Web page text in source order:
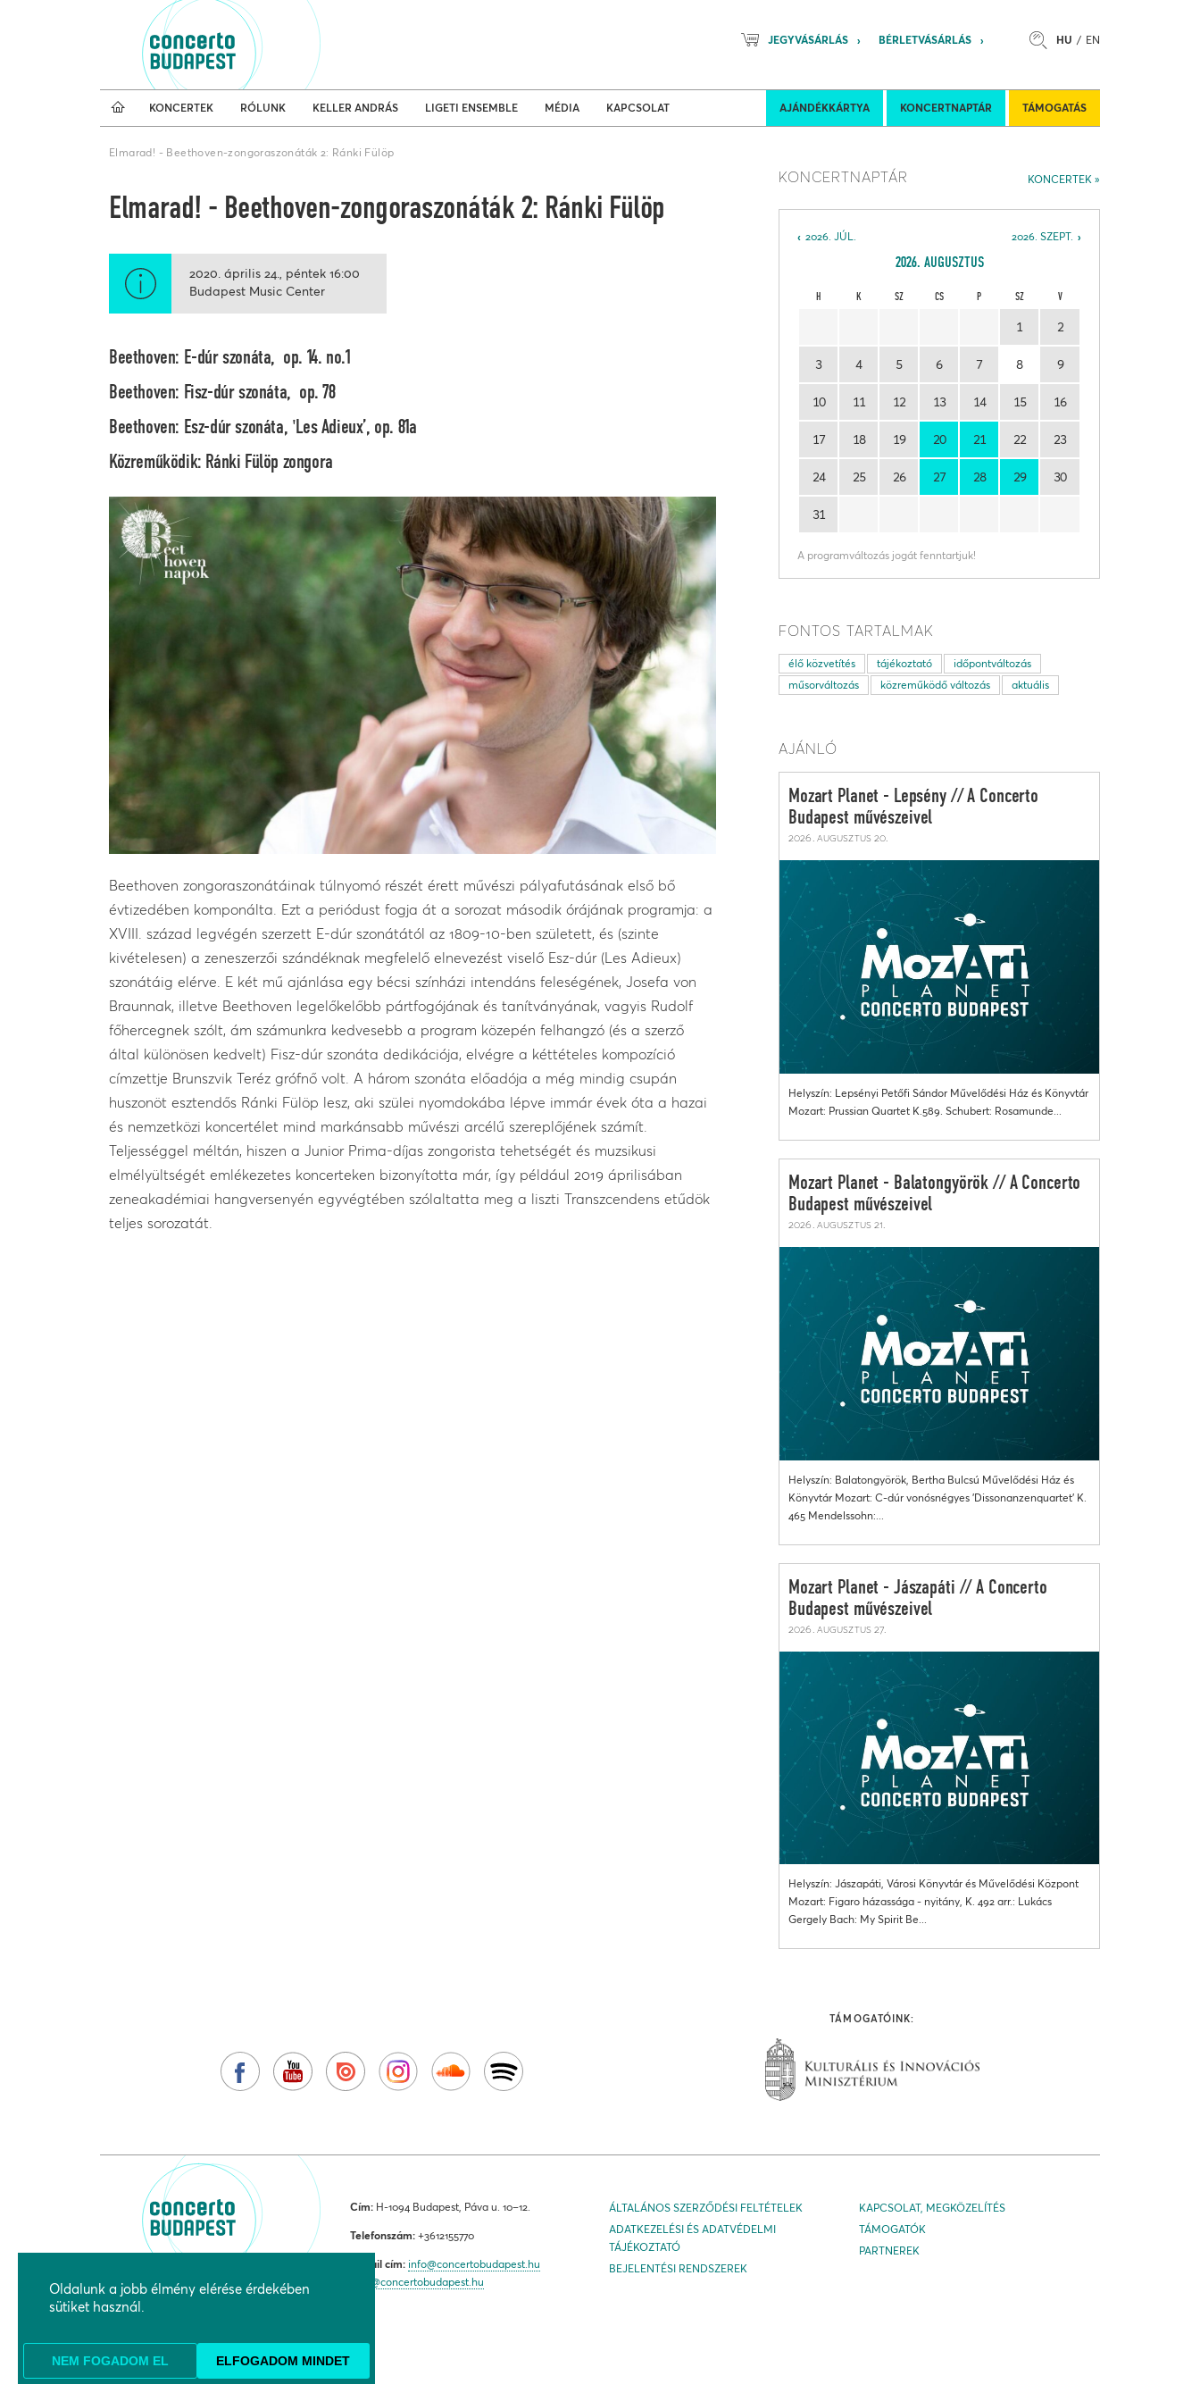
HU EN
JEGYVÁSÁRLÁS BÉRLETVÁSÁRLÁS
AJÁNDÉKKÁRTYA KONCERTNAPTÁR TÁMOGATÁS
KONCERTEK RÓLUNK KELLER ANDRÁS LIGETI ENSEMBLE MÉDIA KAPCSOLAT
Koncertnaptár
Elmarad! - Beethoven-zongoraszonáták 2: Ránki Fülöp
Elmarad! - Beethoven-zongoraszonáták 2: Ránki Fülöp
2020. április 24. péntek 16:00
Budapest Music Center
Beethoven: E-dúr szonáta, op. 14. no.1
Beethoven: Fisz-dúr szonáta, op. 78
Beethoven: Esz-dúr szonáta, 'Les Adieux’, op. 81a
Közreműködik: Ránki Fülöp zongora
Beethoven zongoraszonátáinak túlnyomó részét érett művészi pályafutásának első bő
évtizedében komponálta. Ezt a periódust fogja át a sorozat második órájának programja: a
XVIII. század legvégén szerzett E-dúr szonátától az 1809-10-ben született, és (szinte
kivételesen) a zeneszerzői szándéknak megfelelő elnevezést viselő Esz-dúr (Les Adieux)
szonátáig elérve. E két mű ajánlása egy bécsi színházi intendáns feleségének, Josefa von
Braunnak, illetve Beethoven legelőkelőbb pártfogójának és tanítványának, vagyis Rudolf
főhercegnek szólt, ám számunkra kedvesebb a program közepén felhangzó (és a szerző
által különösen kedvelt) Fisz-dúr szonáta dedikációja, elvégre a kéttételes kompozíció
címzettje Brunszvik Teréz grófnő volt. A három szonáta előadója a még mindig csupán
huszonöt esztendős Ránki Fülöp lesz, aki szülei nyomdokába lépve immár évek óta a hazai
és nemzetközi koncertélet mind markánsabb művészi arcélű szereplőjének számít.
Teljességgel méltán, hiszen a Junior Prima-díjas zongorista tehetségét és muzsikusi
elmélyültségét emlékezetes koncerteken bizonyította már, így például 2019 áprilisában
zeneakadémiai hangversenyén egyvégtében szólaltatta meg a liszti Transzcendens etűdök
teljes sorozatát.
KONCERTEK
KONCERTNAPTÁR
2026. SZEPT.
2026. JÚL.
2026. AUGUSZTUS
H K SZ CS P SZ V
1 2
3 4 5 6 7 8 9
10 11 12 13 14 15 16
17 18 19 20 21 22 23
24 25 26 27 28 29 30
31
A programváltozás jogát fenntartjuk!
FONTOS TARTALMAK
élő közvetítés tájékoztató
időpontváltozás
műsorváltozás
közreműködő változás aktuális
AJÁNLÓ
Mozart Planet - Lepsény // A Concerto
Budapest művészeivel
2026. augusztus 20.
Helyszín: Lepsényi Petőfi Sándor Művelődési Ház és Könyvtár
Mozart: Prussian Quartet K.589. Schubert: Rosamunde...
Mozart Planet - Balatongyörök // A Concerto
Budapest művészeivel
2026. augusztus 21.
Helyszín: Balatongyörök, Bertha Bulcsú Művelődési Ház és
Könyvtár Mozart: C-dúr vonósnégyes 'Dissonanzenquartet' K.
465 Mendelssohn:...
Mozart Planet - Jászapáti // A Concerto
Budapest művészeivel
2026. augusztus 27.
Helyszín: Jászapáti, Városi Könyvtár és Művelődési Központ
Mozart: Figaro házassága - nyitány, K. 492 arr.: Lukács
Gergely Bach: My Spirit Be...
TÁMOGATÓINK:
Cím: H-1094 Budapest, Páva u. 10–12.
Telefonszám: +3612155770
E-mail cím: info@concertobudapest.hu
jegy@concertobudapest.hu
ÁLTALÁNOS SZERZŐDÉSI FELTÉTELEK
ADATKEZELÉSI ÉS ADATVÉDELMI
TÁJÉKOZTATÓ
BEJELENTÉSI RENDSZEREK
KAPCSOLAT, MEGKÖZELÍTÉS
TÁMOGATÓK
PARTNEREK
Oldalunk a jobb élmény elérése érdekében
sütiket használ.
NEM FOGADOM EL ELFOGADOM MINDET